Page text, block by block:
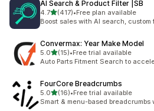
AI Search & Product Filter |SB
4.7เต็ม 5 ดาว
(417)
ทั้งหมด 417 รีวิว
•Free plan available
Boost sales with AI search,
Convermax: Year Make Model
5.0เต็ม 5 ดาว
(15)
ทั้งหมด 15 รีวิว
•Free trial available
Auto Parts Fitment Search to
FourCore Breadcrumbs
5.0เต็ม 5 ดาว
(16)
ทั้งหมด 16 รีวิว
•Free trial available
Smart & menu-based breadcrumbs